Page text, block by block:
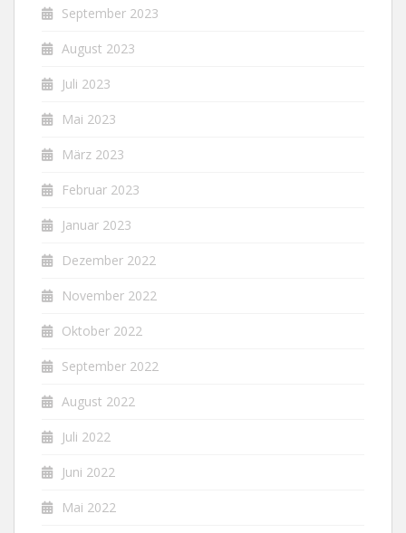
September 2023
August 2023
Juli 2023
Mai 2023
März 2023
Februar 2023
Januar 2023
Dezember 2022
November 2022
Oktober 2022
September 2022
August 2022
Juli 2022
Juni 2022
Mai 2022